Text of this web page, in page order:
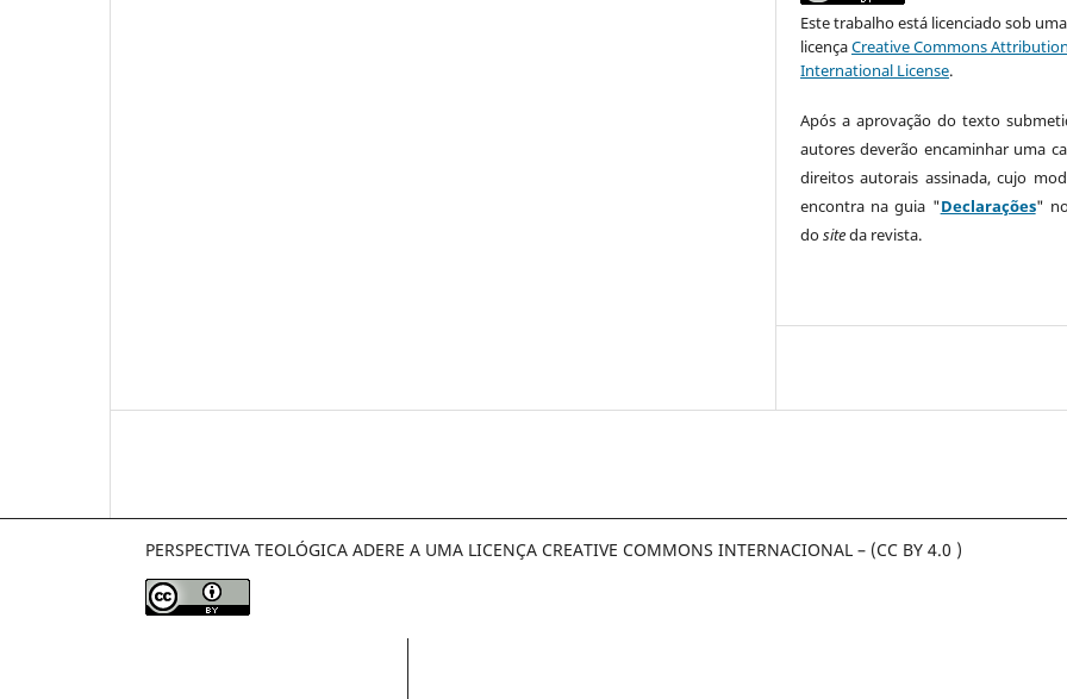
Este trabalho está licenciado sob uma
licençaCreative Commons
International License.
Após a aprovação do texto
autores deverão encaminhar uma
direitos autorais assinada, cujo
encontra na guia "Declarações"
dositeda revista.
PERSPECTIVA TEOLÓGICA ADERE A UMA LICENÇA CREATIVE COMMONS INTERNACIONAL – (CC BY 4.0 )